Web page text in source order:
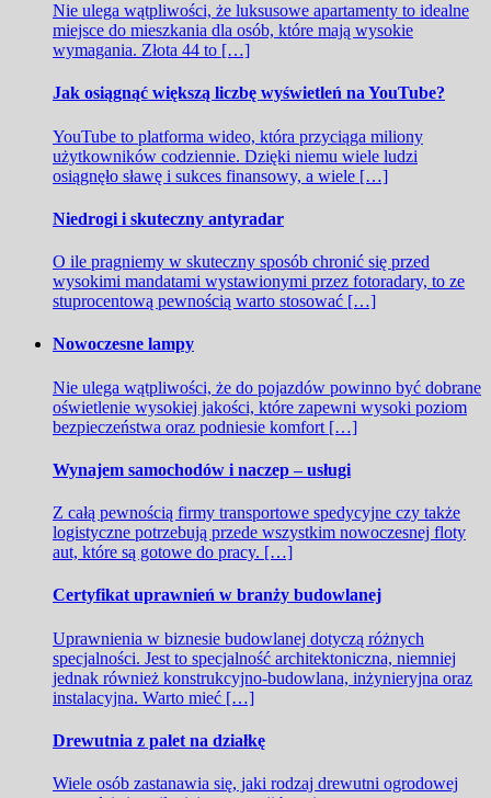
Nie ulega wątpliwości, że luksusowe apartamenty to idealne
miejsce do mieszkania dla osób, które mają wysokie
wymagania. Złota 44 to […]
Jak osiągnąć większą liczbę wyświetleń na YouTube?
YouTube to platforma wideo, która przyciąga miliony
użytkowników codziennie. Dzięki niemu wiele ludzi
osiągnęło sławę i sukces finansowy, a wiele […]
Niedrogi i skuteczny antyradar
O ile pragniemy w skuteczny sposób chronić się przed
wysokimi mandatami wystawionymi przez fotoradary, to ze
stuprocentową pewnością warto stosować […]
Nowoczesne lampy
Nie ulega wątpliwości, że do pojazdów powinno być dobrane
oświetlenie wysokiej jakości, które zapewni wysoki poziom
bezpieczeństwa oraz podniesie komfort […]
Wynajem samochodów i naczep – usługi
Z całą pewnością firmy transportowe spedycyjne czy także
logistyczne potrzebują przede wszystkim nowoczesnej floty
aut, które są gotowe do pracy. […]
Certyfikat uprawnień w branży budowlanej
Uprawnienia w biznesie budowlanej dotyczą różnych
specjalności. Jest to specjalność architektoniczna, niemniej
jednak również konstrukcyjno-budowlana, inżynieryjna oraz
instalacyjna. Warto mieć […]
Drewutnia z palet na działkę
Wiele osób zastanawia się, jaki rodzaj drewutni ogrodowej